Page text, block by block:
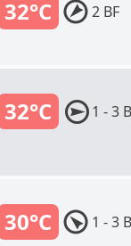
32°C 2 BF
32°C 1 - 3
30°C 1 - 3